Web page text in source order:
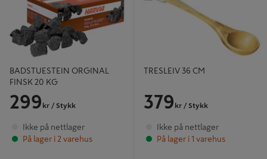
BADSTUESTEIN ORGINAL
FINSK 20 KG
299 kr / Stykk
Ikke på nettlager
På lager i 2 varehus
TRESLEIV 36 CM
379 kr / Stykk
Ikke på nettlager
På lager i 1 varehus